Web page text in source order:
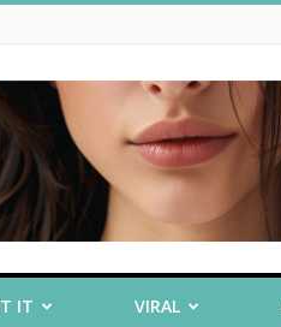
IT VIRAL